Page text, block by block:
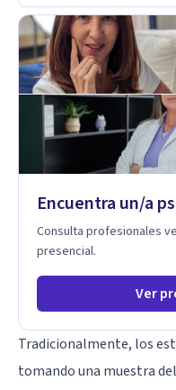
trabajado en distintos
Adolescentes y Adultos
Encuentra un/a
Consulta profesionales
presencial.
Ver
Tradicionalmente, los
tomando una muestra